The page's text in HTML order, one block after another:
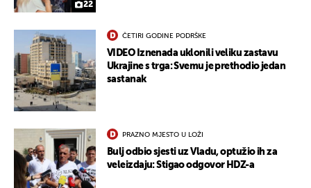
22
ČETIRI GODINE PODRŠKE
VIDEO Iznenada uklonili veliku zastavu
Ukrajine s trga: Svemu je prethodio jedan
sastanak
PRAZNO MJESTO U LOŽI
Bulj odbio sjesti uz Vladu, optužio ih za
veleizdaju: Stigao odgovor HDZ-a